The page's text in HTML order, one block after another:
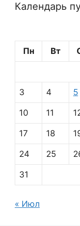
Календарь
Пн
Вт
3 4 5
10 11
17 18
24 25
31
« Июл